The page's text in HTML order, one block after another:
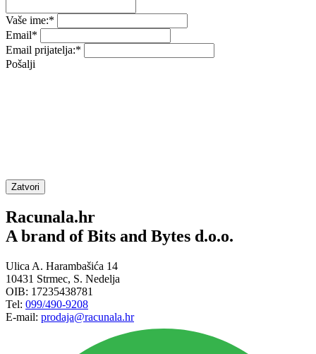
Vaše ime:*
Email*
Email prijatelja:*
Pošalji
Zatvori
Racunala.hr
A brand of Bits and Bytes d.o.o.
Ulica A. Harambašića 14
10431 Strmec, S. Nedelja
OIB: 17235438781
Tel: 099/490-9208
E-mail: prodaja@racunala.hr